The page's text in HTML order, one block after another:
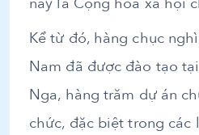
Kể từ đó, hàng chục
Nam đã được đào tạo
Nga, hàng trăm dự án
chức, đặc biệt trong các